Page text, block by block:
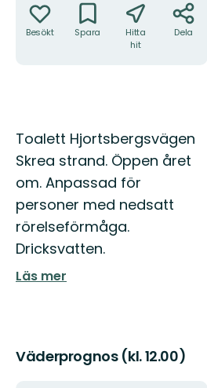
Besökt Spara
Hitta
hit
Dela
Beskrivning
Toalett Hjortsbergsvägen
Skrea strand. Öppen året
om. Anpassad för
personer med nedsatt
rörelseförmåga.
Dricksvatten.
Läs mer
Väderprognos (kl. 12.00)